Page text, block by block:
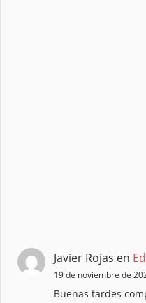
Javier Rojas en
19 de noviembre de
Buenas tardes